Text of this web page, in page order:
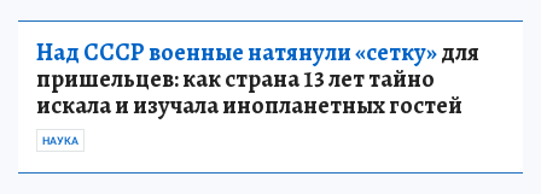
Над СССР военные натянули «сетку»для
пришельцев: как страна 13 лет тайно
искала и изучала инопланетных гостей
НАУКА